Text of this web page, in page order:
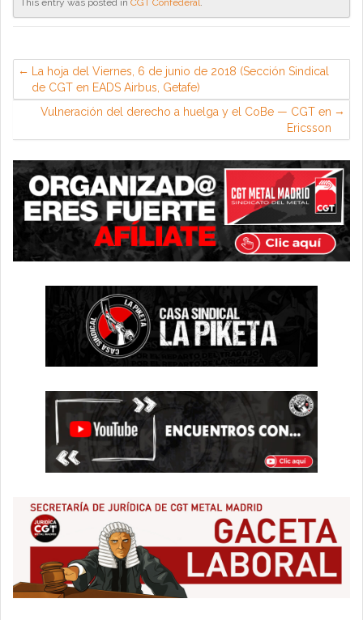
This entry was posted in CGT Confederal.
La hoja del Viernes, 6 de junio de 2018 (Sección Sindical
de CGT en EADS Airbus, Getafe)
Vulneración del derecho a huelga y el CoBe — CGT en
Ericsson